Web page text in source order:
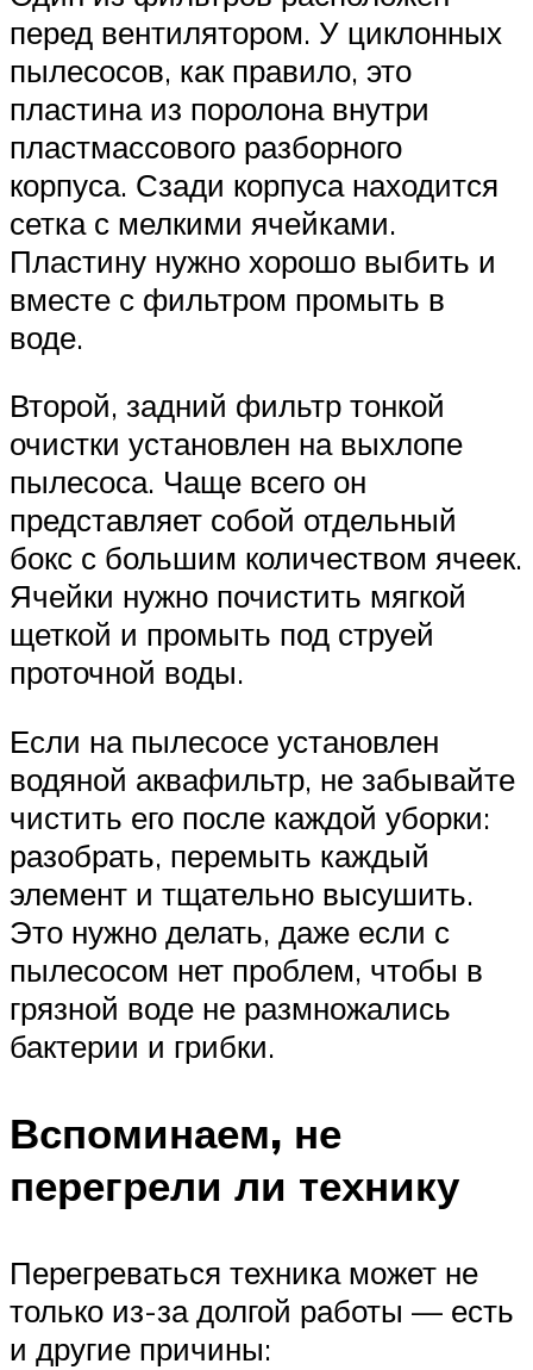
перед вентилятором. У циклонных
пылесосов, как правило, это
пластина из поролона внутри
пластмассового разборного
корпуса. Сзади корпуса находится
сетка с мелкими ячейками.
Пластину нужно хорошо выбить и
вместе с фильтром промыть в
воде.
Второй, задний фильтр тонкой
очистки установлен на выхлопе
пылесоса. Чаще всего он
представляет собой отдельный
бокс с большим количеством ячеек.
Ячейки нужно почистить мягкой
щеткой и промыть под струей
проточной воды.
Если на пылесосе установлен
водяной аквафильтр, не забывайте
чистить его после каждой уборки:
разобрать, перемыть каждый
элемент и тщательно высушить.
Это нужно делать, даже если с
пылесосом нет проблем, чтобы в
грязной воде не размножались
бактерии и грибки.
Вспоминаем, не
перегрели ли технику
Перегреваться техника может не
только из-за долгой работы — есть
и другие причины: